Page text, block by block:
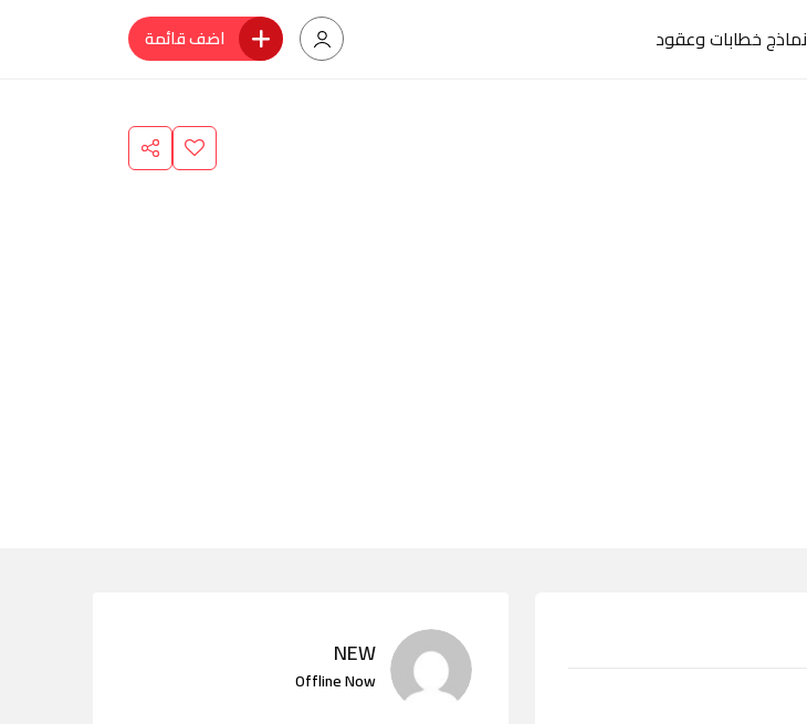
نماذج خطابات وعقود اضف قائمة
NEW
Offline Now